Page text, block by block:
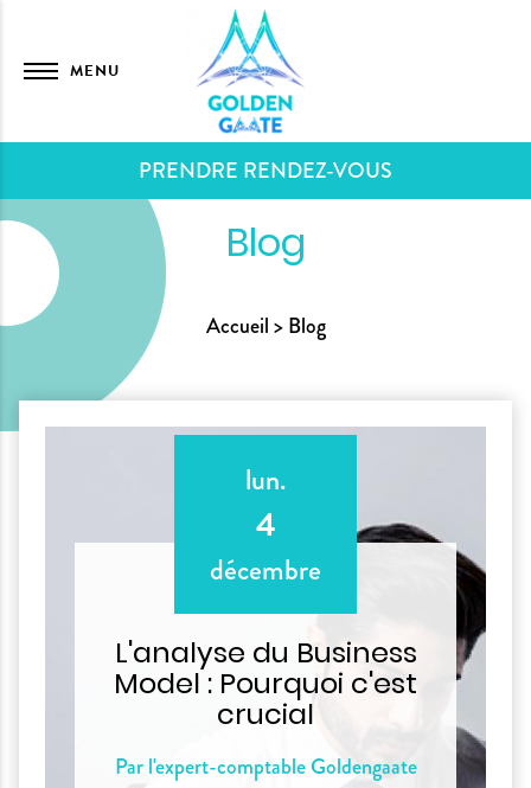
PRENDRE RENDEZ-VOUS
MENU
Blog
Accueil Blog
lun.
4
décembre
L'analyse du Business
Model : Pourquoi c'est
crucial
Par l'expert-comptable Goldengaate